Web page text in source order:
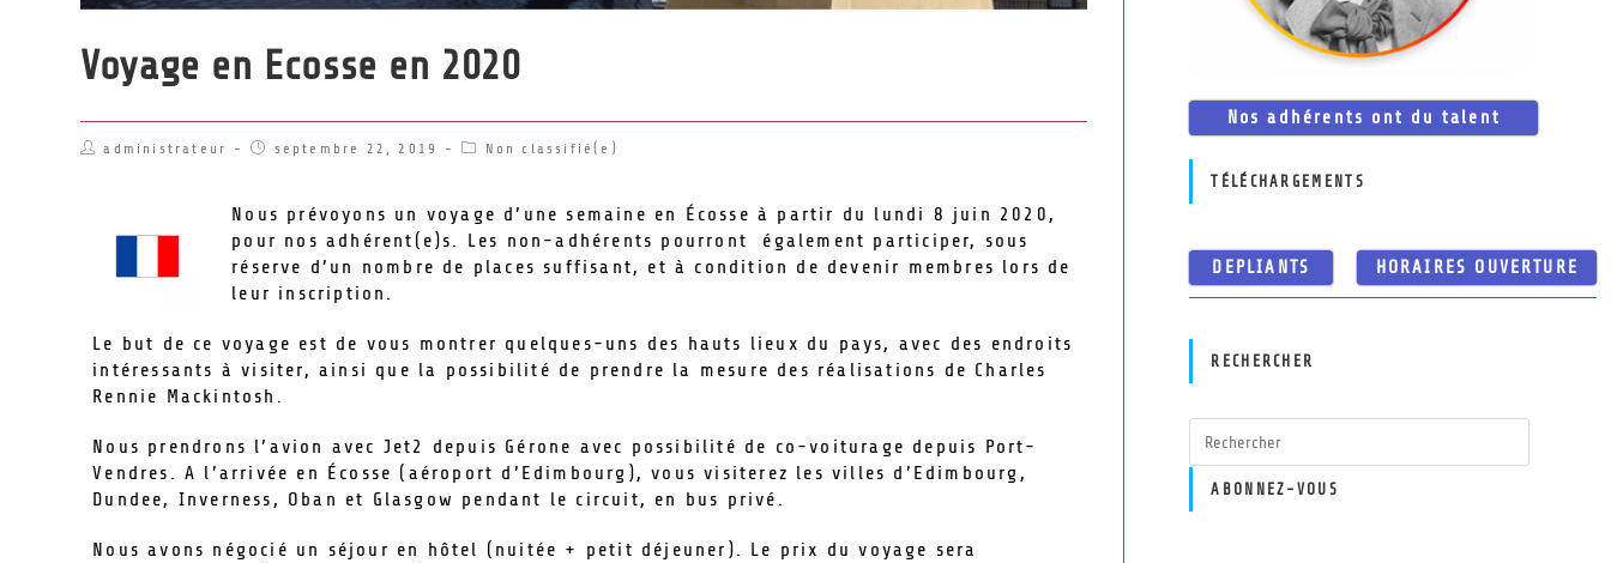
Voyage en Ecosse en 2020
administrateur septembre 22, 2019 Non classifié(e)
Nous prévoyons un voyage d’une semaine en Écosse à partir du lundi 8 juin 2020,
pour nos adhérent(e)s. Les non-adhérents pourront également participer, sous
réserve d’un nombre de places suffisant, et à condition de devenir membres lors de
leur inscription.
Le but de ce voyage est de vous montrer quelques-uns des hauts lieux du pays, avec des endroits
intéressants à visiter, ainsi que la possibilité de prendre la mesure des réalisations de Charles
Rennie Mackintosh.
Nous prendrons l’avion avec Jet2 depuis Gérone avec possibilité de co-voiturage depuis Port-
Vendres. A l’arrivée en Écosse (aéroport d’Edimbourg), vous visiterez les villes d’Edimbourg,
Dundee, Inverness, Oban et Glasgow pendant le circuit, en bus privé.
Nous avons négocié un séjour en hôtel (nuitée + petit déjeuner). Le prix du voyage sera
Nos adhérents ont du talent
TÉLÉCHARGEMENTS
DEPLIANTS HORAIRES OUVERTURE
RECHERCHER
ABONNEZ-VOUS